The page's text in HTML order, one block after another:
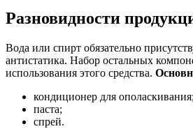
Разновидности
Вода или спирт обязательно
антистатика. Набор остальных
использования этого средства.
кондиционер для ополаскивания;
паста;
спрей.